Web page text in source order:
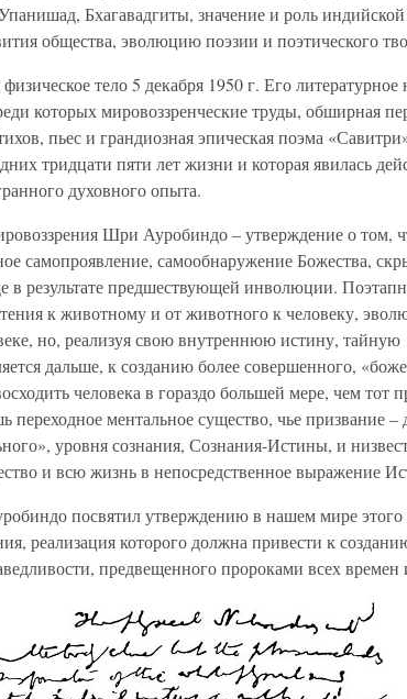
Бхагавадгиты, значение и роль индийской
общества, эволюцию поэзии и поэтического
тело 5 декабря 1950 г. Его литературное
которых мировоззренческие труды, обширная
пьес и грандиозная эпическая поэма
тридцати пяти лет жизни и которая явилась
духовного опыта.
Шри Ауробиндо – утверждение о том,
самопроявление, самообнаружение Божества,
результате предшествующей инволюции.
к животному и от животного к человеку,
но, реализуя свою внутреннюю истину, тайную
дальше, к созданию более совершенного,
человека в гораздо большей мере, чем тот
ментальное существо, чье призвание –
уровня сознания, Сознания-Истины, и
и всю жизнь в непосредственное выражение
посвятил утверждению в нашем мире этого
реализация которого должна привести к
предвещенного пророками всех времен